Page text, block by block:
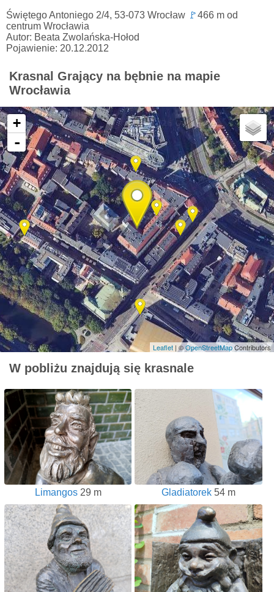
Świętego Antoniego 2/4, 53-073 Wrocław 🚩466 m od
centrum Wrocławia
Autor: Beata Zwolańska-Hołod
Pojawienie: 20.12.2012
Krasnal Grający na bębnie na mapie
Wrocławia
+
-
Leaflet | ©OpenStreetMapContributors
W pobliżu znajdują się krasnale
Limangos29 m Gladiatorek54 m